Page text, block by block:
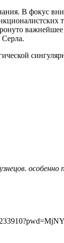
В фокус
Серла.